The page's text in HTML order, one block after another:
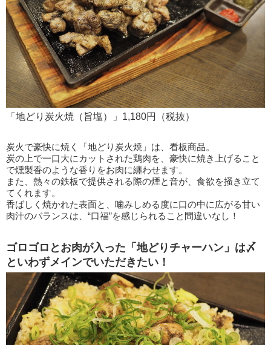
「地どり炭火焼（旨塩）」1,180円（税抜）
炭火で豪快に焼く「地どり炭火焼」は、看板商品。
炭の上で一口大にカットされた鶏肉を、豪快に焼き上げること
で燻製香のような香りをお肉に纏わせます。
また、熱々の鉄板で提供される際の煙と音が、食欲を掻き立て
てくれます。
香ばしく焼かれた表面と、噛みしめる度に口の中に広がる甘い
肉汁のバランスは、“口福”を感じられること間違いなし！
ゴロゴロとお肉が入った「地どりチャーハン」は〆
といわずメインでいただきたい！